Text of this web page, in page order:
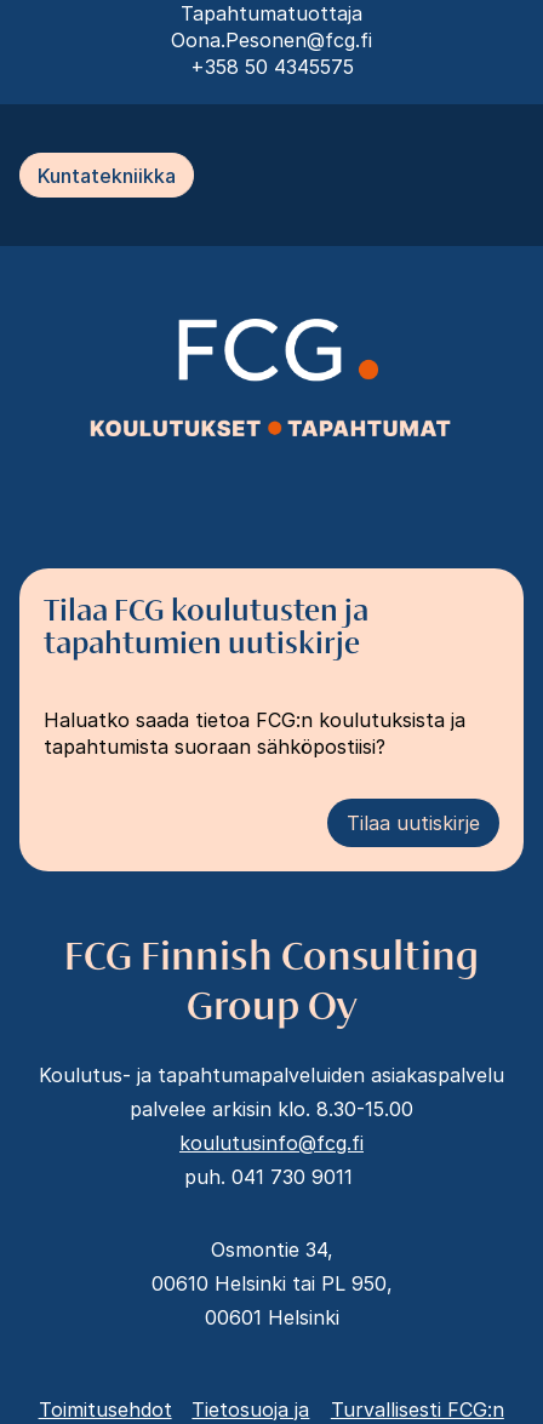
Tapahtumatuottaja
Oona.Pesonen@fcg.fi
+358 50 4345575
Kuntatekniikka
Tilaa FCG koulutusten ja
tapahtumien uutiskirje
Haluatko saada tietoa FCG:n koulutuksista ja
tapahtumista suoraan sähköpostiisi?
Tilaa uutiskirje
FCG Finnish Consulting
Group Oy
Koulutus- ja tapahtumapalveluiden asiakaspalvelu
palvelee arkisin klo. 8.30-15.00
koulutusinfo@fcg.fi
puh. 041 730 9011
Osmontie 34,
00610 Helsinki tai PL 950,
00601 Helsinki
Alatunnisteen
Toimitusehdot
Tietosuoja ja
Turvallisesti FCG:n